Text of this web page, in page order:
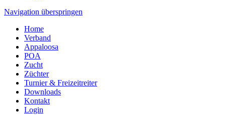
Navigation überspringen
Home
Verband
Appaloosa
POA
Zucht
Züchter
Turnier & Freizeitreiter
Downloads
Kontakt
Login